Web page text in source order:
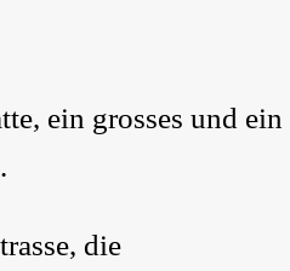
ein grosses und ein
die